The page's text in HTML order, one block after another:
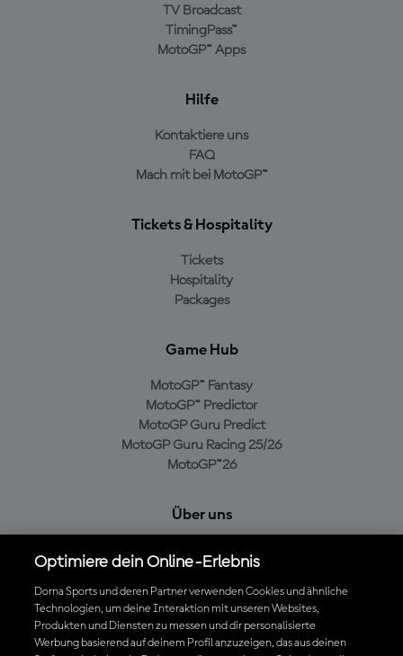
TV Broadcast
TimingPass™
MotoGP™ Apps
Hilfe
Kontaktiere uns
FAQ
Mach mit bei MotoGP™
Tickets & Hospitality
Tickets
Hospitality
Packages
Game Hub
MotoGP™ Fantasy
MotoGP™ Predictor
MotoGP Guru Predict
MotoGP Guru Racing 25/26
MotoGP™26
Über uns
Cookie-Richtlinien
Geschäftsbedingungen
Datenschutzrichtlinien
Kaufrichtlinie
Optimiere dein Online-Erlebnis
Dorna Sports und deren Partner verwenden Cookies und ähnliche
Technologien, um deine Interaktion mit unseren Websites,
Produkten und Diensten zu messen und dir personalisierte
Werbung basierend auf deinem Profil anzuzeigen, das aus deinen